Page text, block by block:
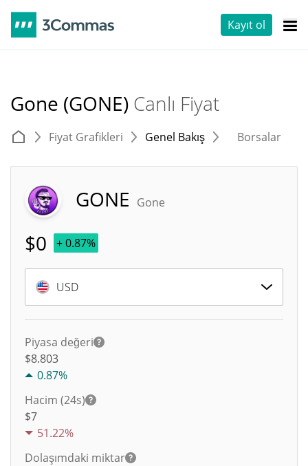
Kayıt ol
Gone (GONE) Canlı Fiyat
Fiyat Grafikleri Genel Bakış Borsalar
GONE Gone
$0 + 0.87%
USD
Piyasa değeri
$8.803
0.87%
Hacim (24s)
$7
51.22%
Dolaşımdaki miktar